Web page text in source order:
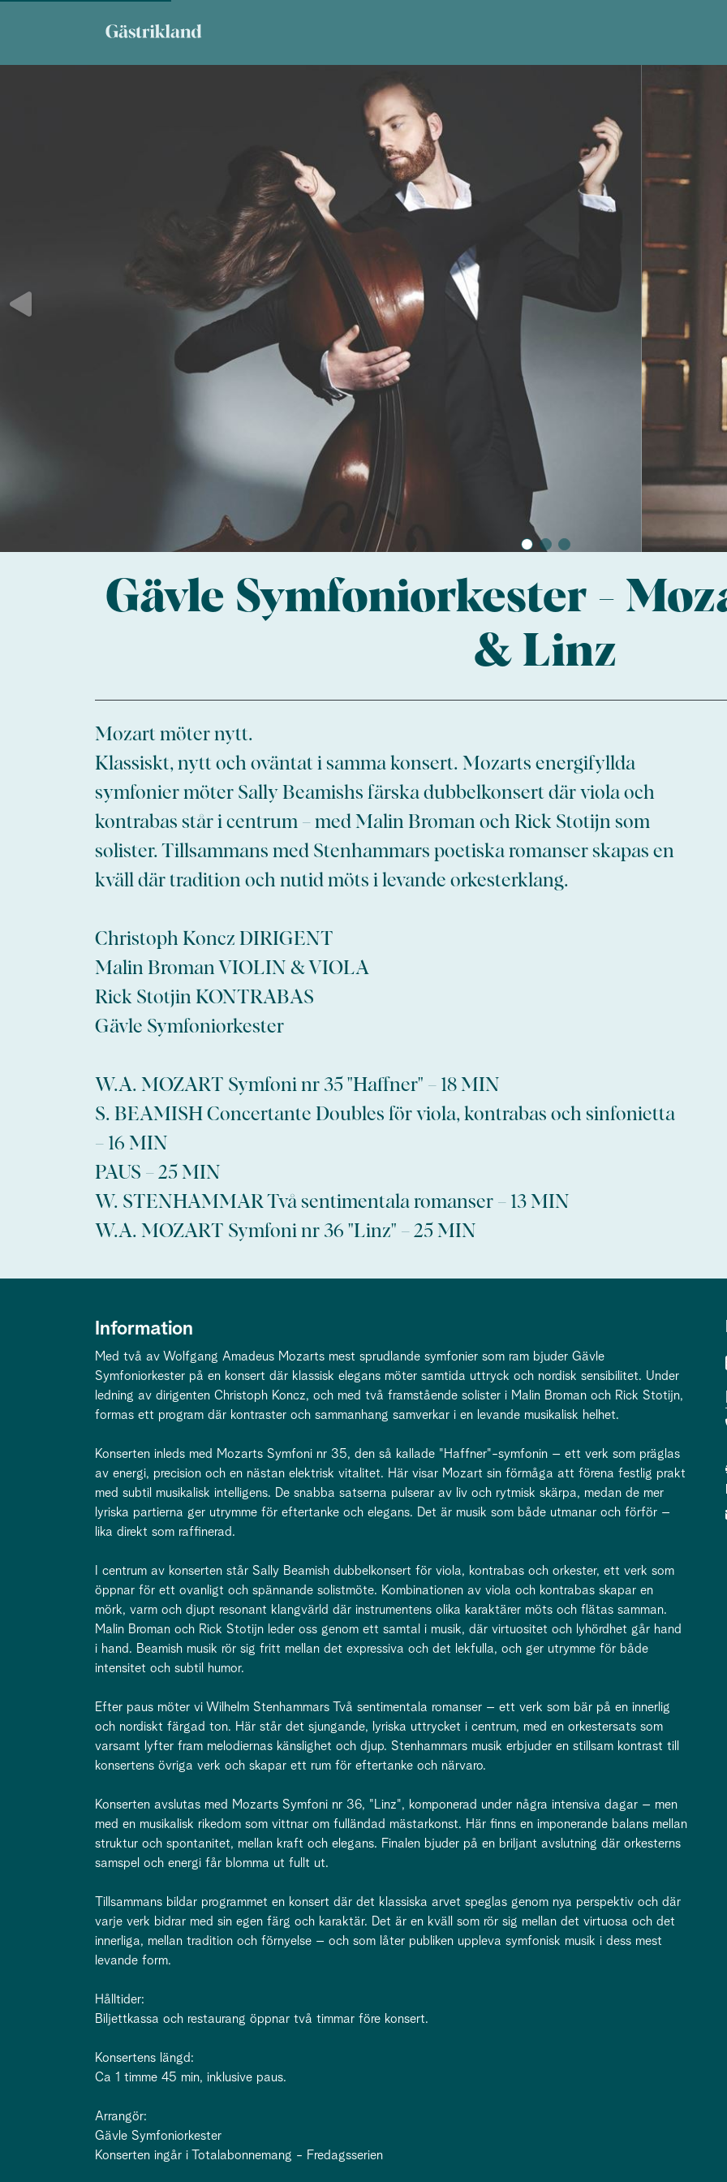
Gävle Symfoniorkester -
& Linz
Mozart möter nytt.
Klassiskt, nytt och oväntat i samma konsert. Mozarts energifyllda
symfonier möter Sally Beamishs färska dubbelkonsert där viola och
kontrabas står i centrum – med Malin Broman och Rick Stotijn som
solister. Tillsammans med Stenhammars poetiska romanser skapas en
kväll där tradition och nutid möts i levande orkesterklang.
Christoph Koncz DIRIGENT
Malin Broman VIOLIN & VIOLA
Rick Stotjin KONTRABAS
Gävle Symfoniorkester
W.A. MOZART Symfoni nr 35 "Haffner" – 18 MIN
S. BEAMISH Concertante Doubles för viola, kontrabas och sinfonietta
– 16 MIN
PAUS – 25 MIN
W. STENHAMMAR Två sentimentala romanser – 13 MIN
W.A. MOZART Symfoni nr 36 "Linz" – 25 MIN
Information
Med två av Wolfgang Amadeus Mozarts mest sprudlande symfonier som ram bjuder Gävle
Symfoniorkester på en konsert där klassisk elegans möter samtida uttryck och nordisk sensibilitet. Under
ledning av dirigenten Christoph Koncz, och med två framstående solister i Malin Broman och Rick Stotijn,
formas ett program där kontraster och sammanhang samverkar i en levande musikalisk helhet.
Konserten inleds med Mozarts Symfoni nr 35, den så kallade "Haffner"-symfonin – ett verk som präglas
av energi, precision och en nästan elektrisk vitalitet. Här visar Mozart sin förmåga att förena festlig prakt
med subtil musikalisk intelligens. De snabba satserna pulserar av liv och rytmisk skärpa, medan de mer
lyriska partierna ger utrymme för eftertanke och elegans. Det är musik som både utmanar och förför –
lika direkt som raffinerad.
I centrum av konserten står Sally Beamish dubbelkonsert för viola, kontrabas och orkester, ett verk som
öppnar för ett ovanligt och spännande solistmöte. Kombinationen av viola och kontrabas skapar en
mörk, varm och djupt resonant klangvärld där instrumentens olika karaktärer möts och flätas samman.
Malin Broman och Rick Stotijn leder oss genom ett samtal i musik, där virtuositet och lyhördhet går hand
i hand. Beamish musik rör sig fritt mellan det expressiva och det lekfulla, och ger utrymme för både
intensitet och subtil humor.
Efter paus möter vi Wilhelm Stenhammars Två sentimentala romanser – ett verk som bär på en innerlig
och nordiskt färgad ton. Här står det sjungande, lyriska uttrycket i centrum, med en orkestersats som
varsamt lyfter fram melodiernas känslighet och djup. Stenhammars musik erbjuder en stillsam kontrast till
konsertens övriga verk och skapar ett rum för eftertanke och närvaro.
Konserten avslutas med Mozarts Symfoni nr 36, "Linz", komponerad under några intensiva dagar – men
med en musikalisk rikedom som vittnar om fulländad mästarkonst. Här finns en imponerande balans mellan
struktur och spontanitet, mellan kraft och elegans. Finalen bjuder på en briljant avslutning där orkesterns
samspel och energi får blomma ut fullt ut.
Tillsammans bildar programmet en konsert där det klassiska arvet speglas genom nya perspektiv och där
varje verk bidrar med sin egen färg och karaktär. Det är en kväll som rör sig mellan det virtuosa och det
innerliga, mellan tradition och förnyelse – och som låter publiken uppleva symfonisk musik i dess mest
levande form.
Hålltider:
Biljettkassa och restaurang öppnar två timmar före konsert.
Konsertens längd:
Ca 1 timme 45 min, inklusive paus.
Arrangör:
Gävle Symfoniorkester
Konserten ingår i Totalabonnemang - Fredagsserien